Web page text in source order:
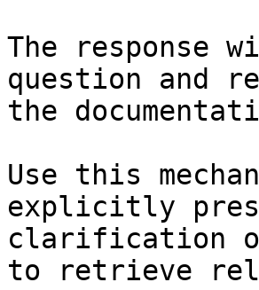
The response
question and
the
Use this
explicitly
clarification